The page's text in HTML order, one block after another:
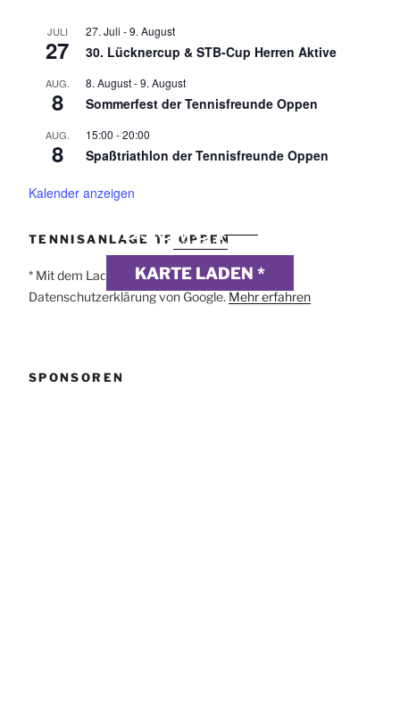
JULI
27
27. Juli -9. August
30. Lücknercup & STB-Cup Herren Aktive
AUG.
8
8. August-9. August
Sommerfest der Tennisfreunde Oppen
AUG.
8
15:00 -20:00
Spaßtriathlon der Tennisfreunde Oppen
Kalender anzeigen
TENNISANLAGE TF OPPEN
DSGVO MAP
KARTE LADEN *
webdesign
* Mit dem Laden der Karte akzeptierst du die
Datenschutzerklärung von Google. Mehr erfahren
SPONSOREN